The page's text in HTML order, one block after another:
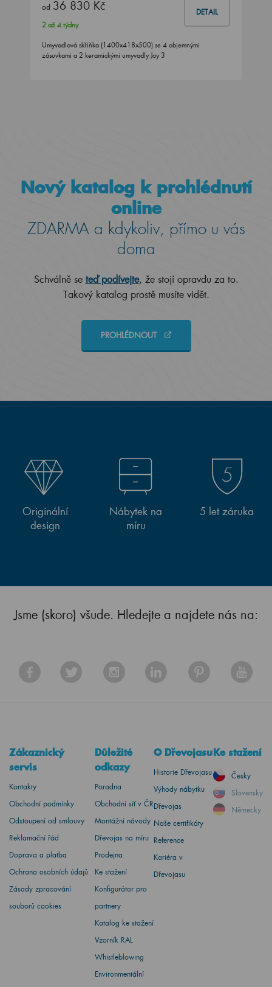
od 36 830 Kč DETAIL
2 až 4 týdny
Umyvadlová skříňka (1400x418x500) se 4 objemnými
zásuvkami a 2 keramickými umyvadly Joy 3
Nový katalog k prohlédnutí
online
ZDARMA a kdykoliv, přímo u vás
doma
Schválně se teď podívejte, že stojí opravdu za to.
Takový katalog prostě musíte vidět.
PROHLÉDNOUT
Originální
design
Nábytek na
míru
5 let záruka
Jsme (skoro) všude. Hledejte a najdete nás na:
Zákaznický
servis
Kontakty
Obchodní podmínky
Odstoupení od smlouvy
Reklamační řád
Doprava a platba
Ochrana osobních údajů
Zásady zpracování
souborů cookies
Důležité
odkazy
Poradna
Obchodní síť v ČR
Montážní návody
Dřevojas na míru
Prodejna
Ke stažení
Konfigurátor pro
partnery
Katalog ke stažení
Vzorník RAL
Whistleblowing
Environmentální
O Dřevojasu
Historie Dřevojasu
Výhody nábytku
Dřevojas
Naše certifikáty
Reference
Kariéra v
Dřevojasu
Ke stažení
Česky
Slovensky
Německy